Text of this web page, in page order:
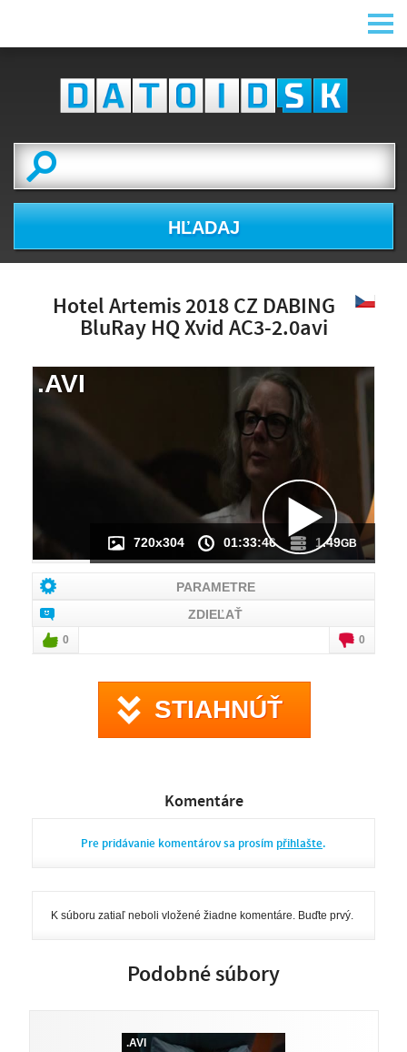
HĽADAJ
Hotel Artemis 2018 CZ DABING
BluRay HQ Xvid AC3-2.0avi
NÁHĽAD VIDEA
NIE JE K DISPOZÍCII
720x304 01:33:46 1.49GB
.AVI
PARAMETRE
ZDIEĽAŤ
0 0
STIAHNÚŤ
Komentáre
Pre pridávanie komentárov sa prosím přihlašte.
K súboru zatiaľ neboli vložené žiadne komentáre. Buďte prvý.
Podobné súbory
.AVI